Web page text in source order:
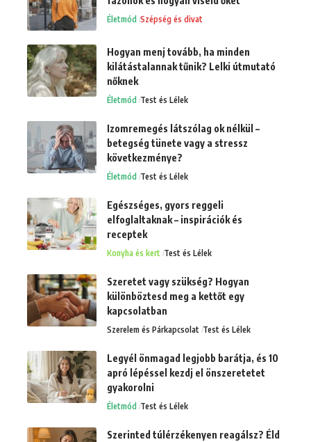
Életmód Szépség és divat
Hogyan menj tovább, ha minden
kilátástalannak tűnik? Lelki útmutató
nőknek
Életmód Test és Lélek
Izomremegés látszólag ok nélkül –
betegség tünete vagy a stressz
következménye?
Életmód Test és Lélek
Egészséges, gyors reggeli
elfoglaltaknak – inspirációk és
receptek
Konyha és kert Test és Lélek
Szeretet vagy szükség? Hogyan
különböztesd meg a kettőt egy
kapcsolatban
Szerelem és Párkapcsolat Test és Lélek
Legyél önmagad legjobb barátja, és 10
apró lépéssel kezdj el önszeretetet
gyakorolni
Életmód Test és Lélek
Szerinted túlérzékenyen reagálsz? Éld